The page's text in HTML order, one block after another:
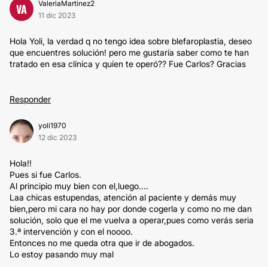
VA
ValeriaMartinez2
11 dic 2023
Hola Yoli, la verdad q no tengo idea sobre blefaroplastia, deseo
que encuentres solución! pero me gustaría saber como te han
tratado en esa clínica y quien te operó?? Fue Carlos? Gracias
Responder
yoli1970
12 dic 2023
Hola!!
Pues si fue Carlos.
Al principio muy bien con el,luego....
Laa chicas estupendas, atención al paciente y demás muy
bien,pero mi cara no hay por donde cogerla y como no me dan
solución, solo que el me vuelva a operar,pues como verás seria
3.ª intervención y con el noooo.
Entonces no me queda otra que ir de abogados.
Lo estoy pasando muy mal